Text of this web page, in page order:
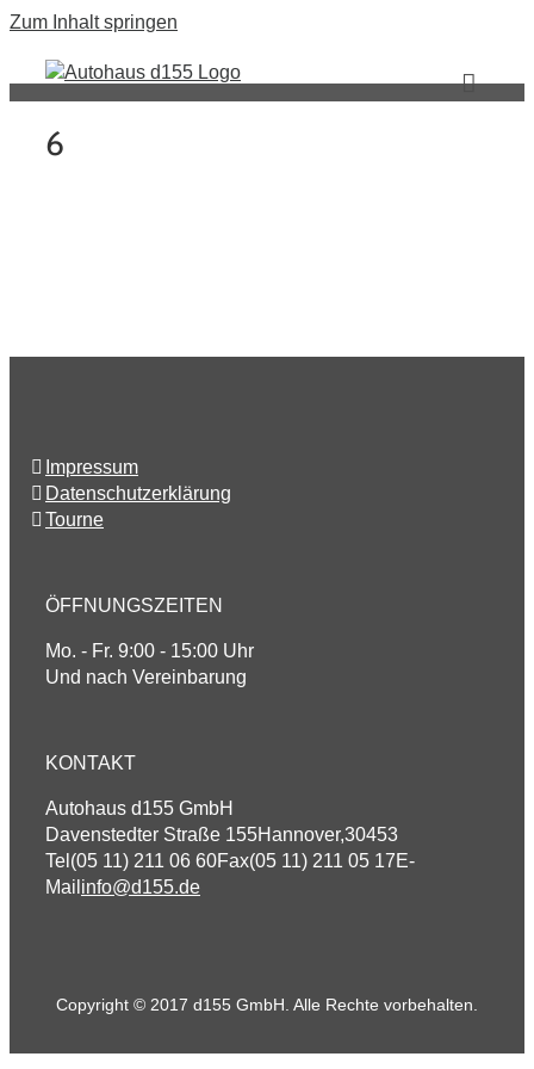
Zum Inhalt springen
6
Impressum
Datenschutzerklärung
Tourne
ÖFFNUNGSZEITEN
Mo. - Fr. 9:00 - 15:00 Uhr
Und nach Vereinbarung
KONTAKT
Autohaus d155 GmbH
Davenstedter Straße 155Hannover,30453
Tel (05 11) 211 06 60Fax(05 11) 211 05 17E-
Mail info@d155.de
Copyright © 2017 d155 GmbH. Alle Rechte vorbehalten.